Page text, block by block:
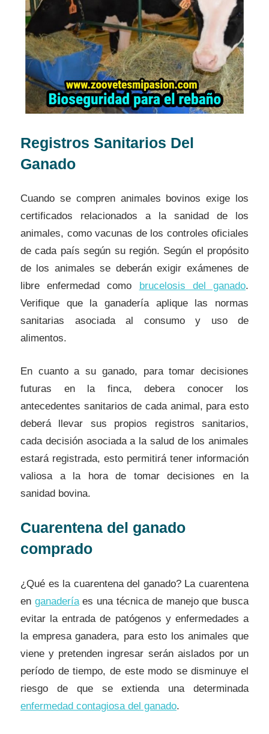
Registros Sanitarios Del
Ganado
Cuando se compren animales bovinos exige los
certificados relacionados a la sanidad de los
animales, como vacunas de los controles oficiales
de cada país según su región. Según el propósito
de los animales se deberán exigir exámenes de
libre enfermedad como brucelosis del ganado.
Verifique que la ganadería aplique las normas
sanitarias asociada al consumo y uso de
alimentos.
En cuanto a su ganado, para tomar decisiones
futuras en la finca, debera conocer los
antecedentes sanitarios de cada animal, para esto
deberá llevar sus propios registros sanitarios,
cada decisión asociada a la salud de los animales
estará registrada, esto permitirá tener información
valiosa a la hora de tomar decisiones en la
sanidad bovina.
Cuarentena del ganado
comprado
¿Qué es la cuarentena del ganado? La cuarentena
en ganaderíaes una técnica de manejo que busca
evitar la entrada de patógenos y enfermedades a
la empresa ganadera, para esto los animales que
viene y pretenden ingresar serán aislados por un
período de tiempo, de este modo se disminuye el
riesgo de que se extienda una determinada
enfermedad contagiosa del ganado.